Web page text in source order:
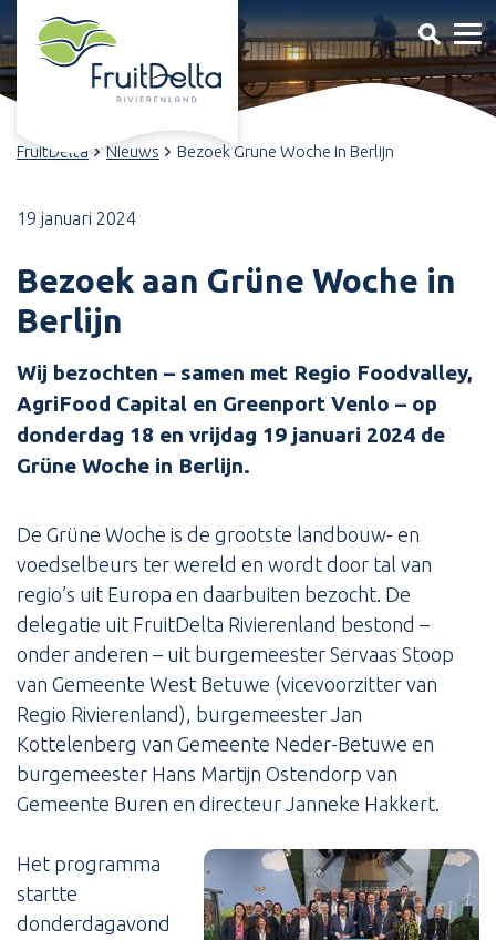
FruitDelta Nieuws Bezoek Grune Woche in Berlijn
19 januari 2024
Bezoek aan Grüne Woche in
Berlijn
Wij bezochten – samen met Regio Foodvalley,
AgriFood Capital en Greenport Venlo – op
donderdag 18 en vrijdag 19 januari 2024 de
Grüne Woche in Berlijn.
De Grüne Woche is de grootste landbouw- en
voedselbeurs ter wereld en wordt door tal van
regio’s uit Europa en daarbuiten bezocht. De
delegatie uit FruitDelta Rivierenland bestond –
onder anderen – uit burgemeester Servaas Stoop
van Gemeente West Betuwe (vicevoorzitter van
Regio Rivierenland), burgemeester Jan
Kottelenberg van Gemeente Neder-Betuwe en
burgemeester Hans Martijn Ostendorp van
Gemeente Buren en directeur Janneke Hakkert.
Het programma
startte
donderdagavond